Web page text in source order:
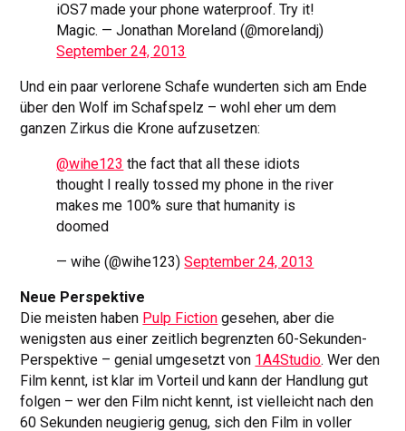
iOS7 made your phone waterproof. Try it!
Magic. — Jonathan Moreland (@morelandj)
September 24, 2013
Und ein paar verlorene Schafe wunderten sich am Ende
über den Wolf im Schafspelz – wohl eher um dem
ganzen Zirkus die Krone aufzusetzen:
@wihe123 the fact that all these idiots
thought I really tossed my phone in the river
makes me 100% sure that humanity is
doomed
— wihe (@wihe123)September 24, 2013
Neue Perspektive
Die meisten haben Pulp Fiction gesehen, aber die
wenigsten aus einer zeitlich begrenzten 60-Sekunden-
Perspektive – genial umgesetzt von 1A4Studio. Wer den
Film kennt, ist klar im Vorteil und kann der Handlung gut
folgen – wer den Film nicht kennt, ist vielleicht nach den
60 Sekunden neugierig genug, sich den Film in voller